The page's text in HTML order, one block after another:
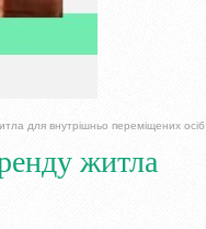
для внутрішньо переміщених осіб
житла